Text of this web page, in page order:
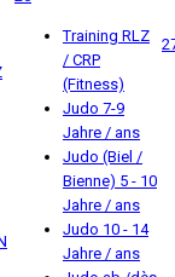
Training RLZ
/ CRP
(Fitness)
Judo 7-9
Jahre / ans
Judo (Biel /
Bienne) 5 - 10
Jahre / ans
Judo 10 - 14
Jahre / ans